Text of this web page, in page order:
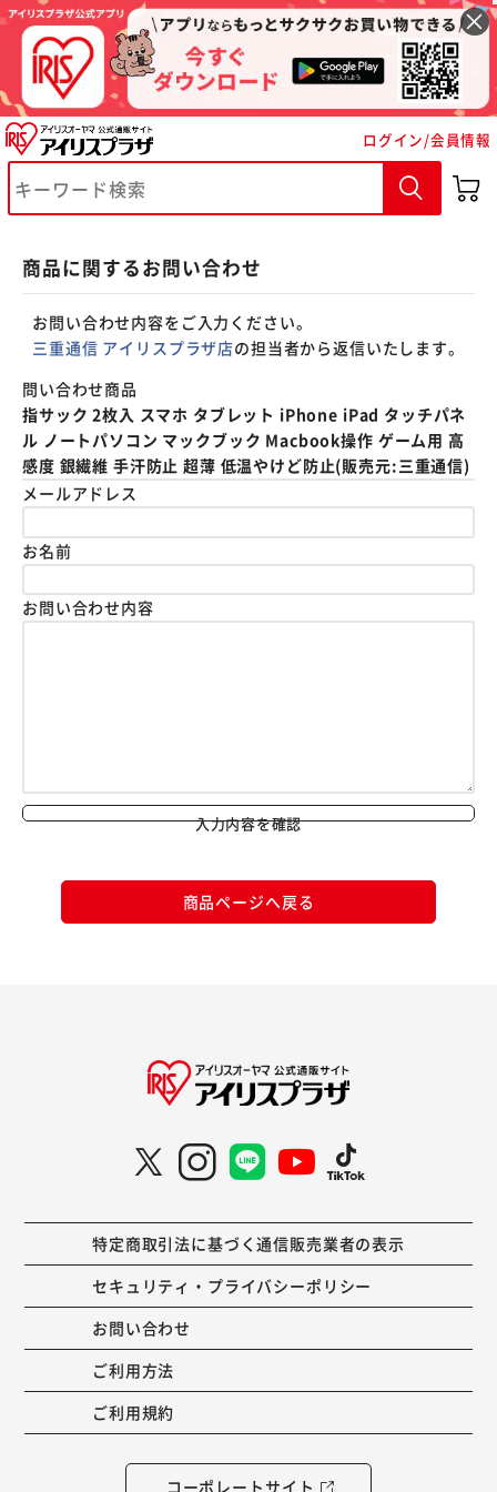
ログイン/会員情報
商品に関するお問い合わせ
お問い合わせ内容をご入力ください。
三重通信 アイリスプラザ店の担当者から返信いたします。
問い合わせ商品
指サック 2枚入 スマホ タブレット iPhone iPad タッチパネ
ル ノートパソコン マックブック Macbook操作 ゲーム用 高
感度 銀繊維 手汗防止 超薄 低温やけど防止(販売元:三重通信)
メールアドレス
お名前
お問い合わせ内容
入力内容を確認
商品ページへ戻る
特定商取引法に基づく通信販売業者の表示
セキュリティ・プライバシーポリシー
お問い合わせ
ご利用方法
ご利用規約
コーポレートサイト
※ご確認ください